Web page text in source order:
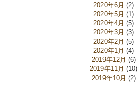
2020年6月 (2)
2020年5月 (1)
2020年4月 (5)
2020年3月 (3)
2020年2月 (5)
2020年1月 (4)
2019年12月 (6)
2019年11月 (10)
2019年10月 (2)